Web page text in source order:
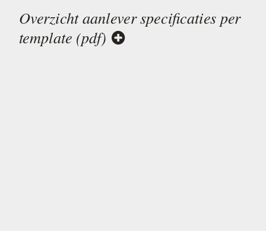
Overzicht aanlever specificaties per
template (pdf)